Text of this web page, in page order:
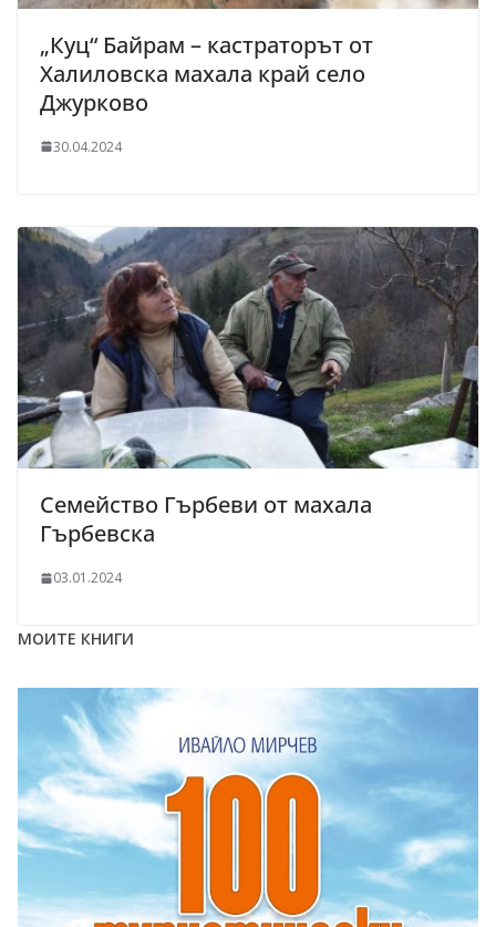
„Куц“ Байрам – кастраторът от
Халиловска махала край село
Джурково
30.04.2024
Семейство Гърбеви от махала
Гърбевска
03.01.2024
МОИТЕ КНИГИ